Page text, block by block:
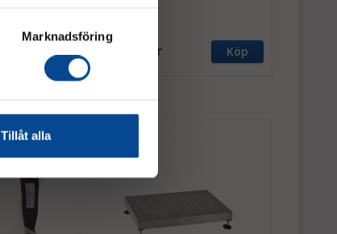
Marknadsföring
Tillåt alla
Köp 2 437,50 kr Köp